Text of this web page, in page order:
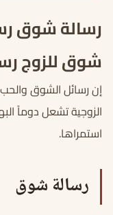
رسالة شوق
شوق للزوج
إن رسائل الشوق والحب
الزوجية تشعل دوماً
استمراها.
رسالة شوق